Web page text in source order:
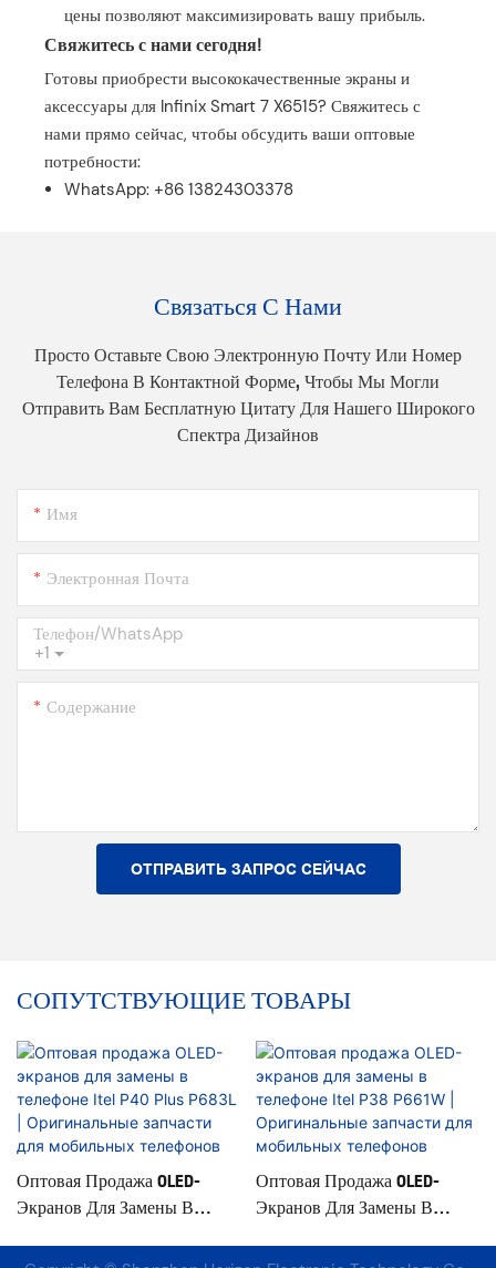
цены позволяют максимизировать вашу прибыль.
Свяжитесь с нами сегодня!
Готовы приобрести высококачественные экраны и
аксессуары для Infinix Smart 7 X6515? Свяжитесь с
нами прямо сейчас, чтобы обсудить ваши оптовые
потребности:
WhatsApp: +86 13824303378
Связаться С Нами
Просто Оставьте Свою Электронную Почту Или Номер
Телефона В Контактной Форме, Чтобы Мы Могли
Отправить Вам Бесплатную Цитату Для Нашего Широкого
Спектра Дизайнов
Имя
Электронная Почта
+1
Телефон/WhatsApp
Содержание
ОТПРАВИТЬ ЗАПРОС СЕЙЧАС
СОПУТСТВУЮЩИЕ ТОВАРЫ
Оптовая Продажа OLED-
Экранов Для Замены В
Оригинальные Запчасти Для
Оптовая Продажа OLED-
Экранов Для Замены В
Оригинальные Запчасти Для